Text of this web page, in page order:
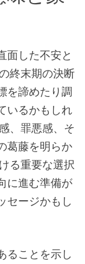
面した不安と
終末期の決断
を諦めたり調
いるかもしれ
、罪悪感、そ
葛藤を明らか
る重要な選択
に進む準備が
セージかもし
ることを示し